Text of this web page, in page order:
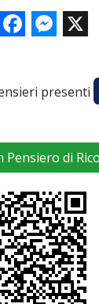
Facebook X
presenti
Pensiero di